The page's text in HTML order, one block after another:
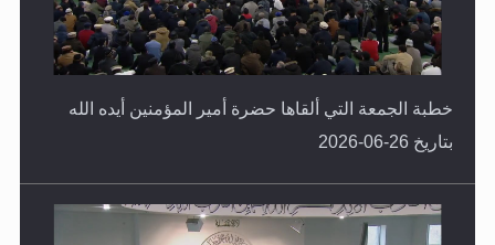
خطبة الجمعة التي ألقاها حضرة أمير المؤمنين أيده الله